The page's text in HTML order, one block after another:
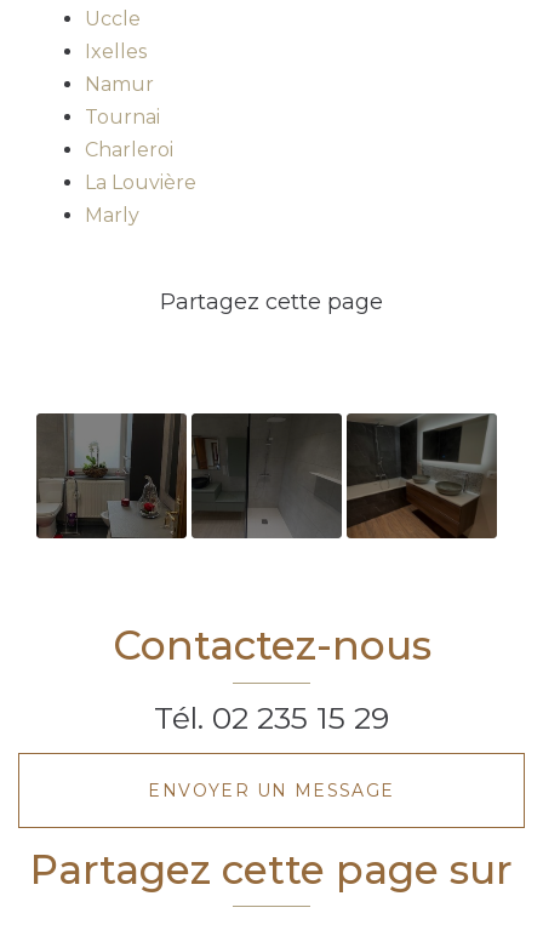
Uccle
Ixelles
Namur
Tournai
Charleroi
La Louvière
Marly
complète de
Quiévrain
Contactez-nous
Tél. 02 235 15 29
ENVOYER UN MESSAGE
Partagez cette page sur